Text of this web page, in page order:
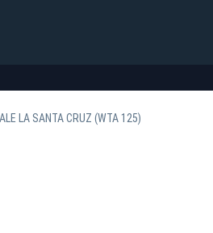
LA SANTA CRUZ (WTA 125)